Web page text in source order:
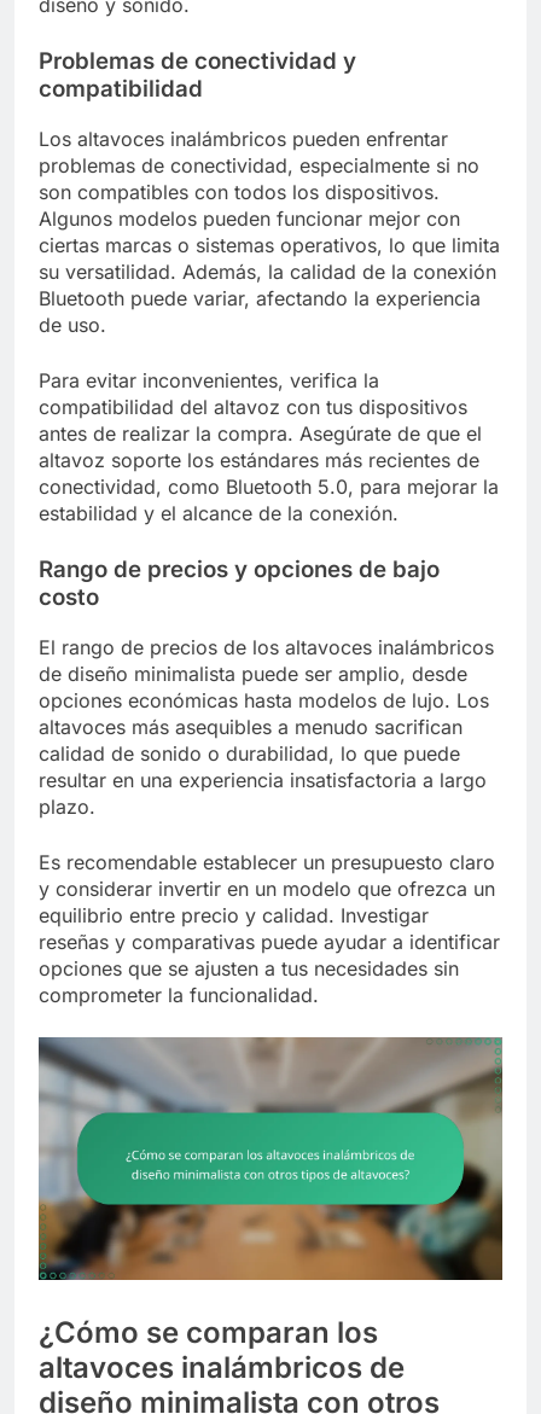
diseño y sonido.
Problemas de conectividad y
compatibilidad
Los altavoces inalámbricos pueden enfrentar
problemas de conectividad, especialmente si no
son compatibles con todos los dispositivos.
Algunos modelos pueden funcionar mejor con
ciertas marcas o sistemas operativos, lo que limita
su versatilidad. Además, la calidad de la conexión
Bluetooth puede variar, afectando la experiencia
de uso.
Para evitar inconvenientes, verifica la
compatibilidad del altavoz con tus dispositivos
antes de realizar la compra. Asegúrate de que el
altavoz soporte los estándares más recientes de
conectividad, como Bluetooth 5.0, para mejorar la
estabilidad y el alcance de la conexión.
Rango de precios y opciones de bajo
costo
El rango de precios de los altavoces inalámbricos
de diseño minimalista puede ser amplio, desde
opciones económicas hasta modelos de lujo. Los
altavoces más asequibles a menudo sacrifican
calidad de sonido o durabilidad, lo que puede
resultar en una experiencia insatisfactoria a largo
plazo.
Es recomendable establecer un presupuesto claro
y considerar invertir en un modelo que ofrezca un
equilibrio entre precio y calidad. Investigar
reseñas y comparativas puede ayudar a identificar
opciones que se ajusten a tus necesidades sin
comprometer la funcionalidad.
¿Cómo se comparan los
altavoces inalámbricos de
diseño minimalista con otros